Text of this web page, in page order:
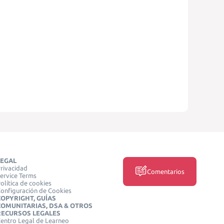
Terms
de cookies
de Cookies
GUÍAS
DSA & OTROS
LEGALES
Legal de Learneo
Comentarios